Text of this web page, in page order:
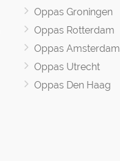
Oppas Groningen
Oppas Rotterdam
Oppas Amsterdam
Oppas Utrecht
Oppas Den Haag